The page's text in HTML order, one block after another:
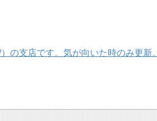
の支店です。気が向いた時のみ更新。